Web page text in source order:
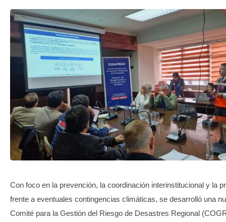
AUDIOS
VIDEOS
GALERIA DE FOTOS
APP MÓVIL
TRANSPARENCIA
Con foco en la prevención, la coordinación interinstitucional y la
frente a eventuales contingencias climáticas, se desarrolló una
Comité para la Gestión del Riesgo de Desastres Regional